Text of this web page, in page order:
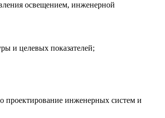
освещением, инженерной
и целевых показателей;
проектирование инженерных систем и